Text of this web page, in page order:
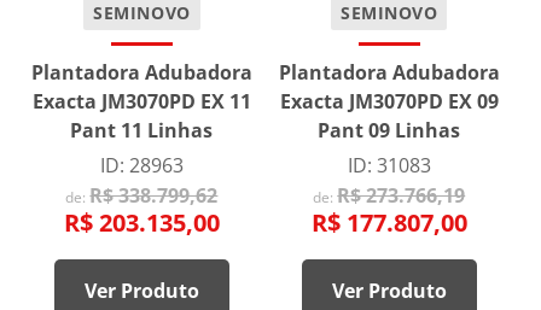
SEMINOVO
Plantadora Adubadora
Exacta JM3070PD EX 11
Pant 11 Linhas
ID: 28963
de:R$ 338.799,62
R$ 203.135,00
Ver Produto
SEMINOVO
Plantadora Adubadora
Exacta JM3070PD EX 09
Pant 09 Linhas
ID: 31083
de:R$ 273.766,19
R$ 177.807,00
Ver Produto